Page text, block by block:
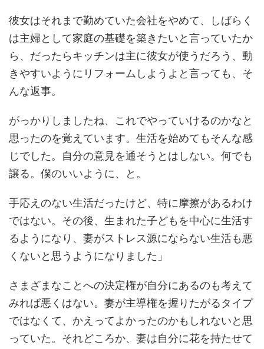
彼女はそれまで勤めていた会社をやめて、しばらく
は主婦として家庭の基礎を築きたいと言っていたか
ら、だったらキッチンは主に彼女が使うだろう、動
きやすいようにリフォームしようよと言っても、そ
んな返事。
がっかりしましたね、これでやっていけるのかなと
思ったのを覚えています。生活を始めてもそんな感
じでした。自分の意見を通そうとはしない。何でも
譲る。僕のいいように、と。
手応えのない生活だったけど、特に摩擦があるわけ
ではない。その後、生まれた子どもを中心に生活す
るようになり、妻がストレス源にならない生活も悪
くないと思うようになりました」
さまざまなことへの決定権が自分にあるのも考えて
みれば悪くはない。妻が主導権を握りたがるタイプ
ではなくて、かえってよかったのかもしれないと思
っていた。それどころか、妻は自分に花を持たせて